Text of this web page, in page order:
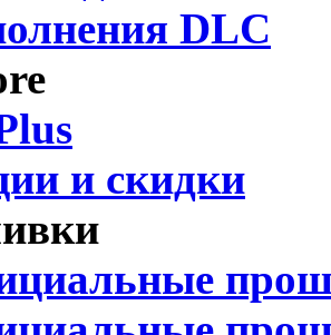
DLC
и скидки